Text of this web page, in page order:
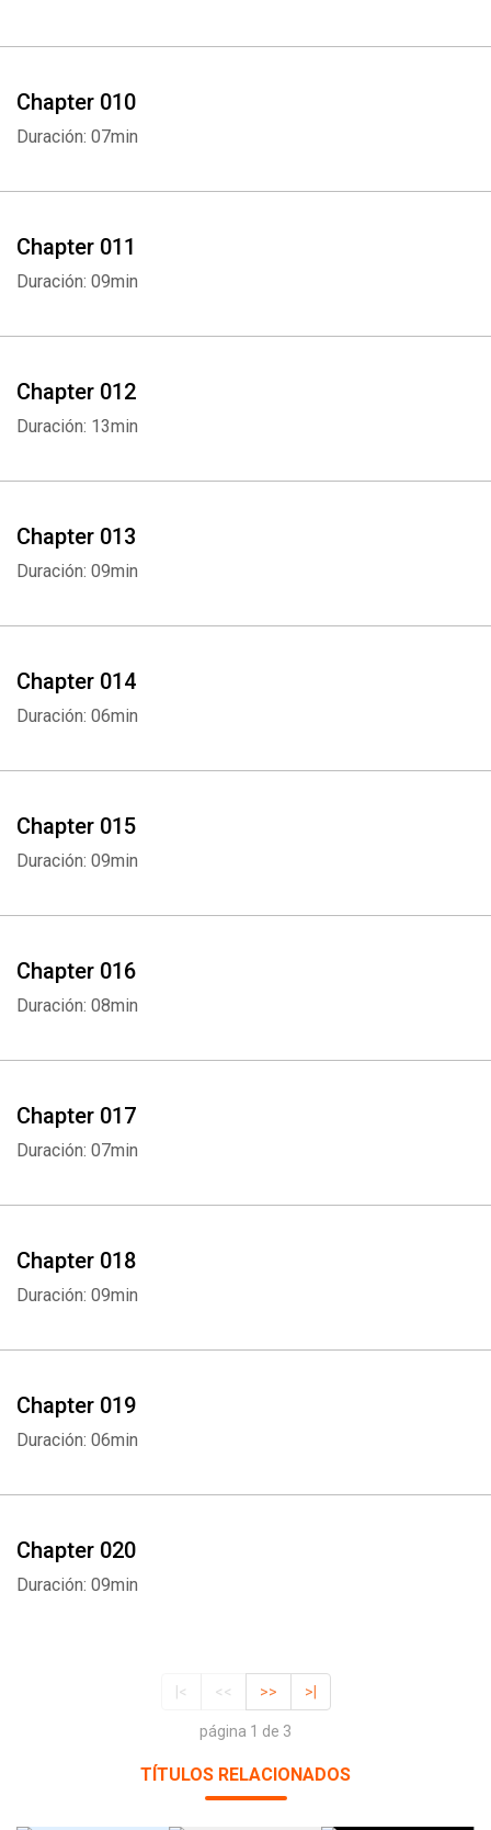
Chapter 010
Duración: 07min
Chapter 011
Duración: 09min
Chapter 012
Duración: 13min
Chapter 013
Duración: 09min
Chapter 014
Duración: 06min
Chapter 015
Duración: 09min
Chapter 016
Duración: 08min
Chapter 017
Duración: 07min
Chapter 018
Duración: 09min
Chapter 019
Duración: 06min
Chapter 020
Duración: 09min
|< << >> >|
página 1 de 3
TÍTULOS RELACIONADOS